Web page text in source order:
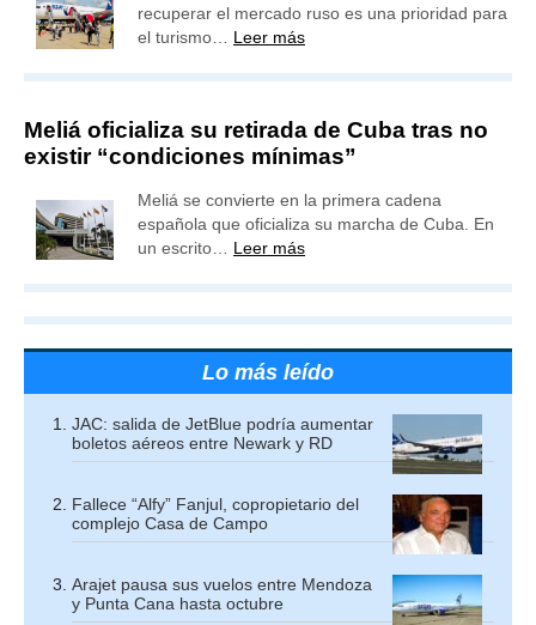
recuperar el mercado ruso es una prioridad para
el turismo… Leer más
Meliá oficializa su retirada de Cuba tras no
existir “condiciones mínimas”
Meliá se convierte en la primera cadena
española que oficializa su marcha de Cuba. En
un escrito… Leer más
Lo más leído
JAC: salida de JetBlue podría aumentar
boletos aéreos entre Newark y RD
Fallece “Alfy” Fanjul, copropietario del
complejo Casa de Campo
Arajet pausa sus vuelos entre Mendoza
y Punta Cana hasta octubre